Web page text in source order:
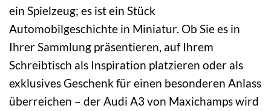
ein Spielzeug; es ist ein Stück
Automobilgeschichte in Miniatur. Ob Sie es in
Ihrer Sammlung präsentieren, auf Ihrem
Schreibtisch als Inspiration platzieren oder als
exklusives Geschenk für einen besonderen Anlass
überreichen – der Audi A3 von Maxichamps wird